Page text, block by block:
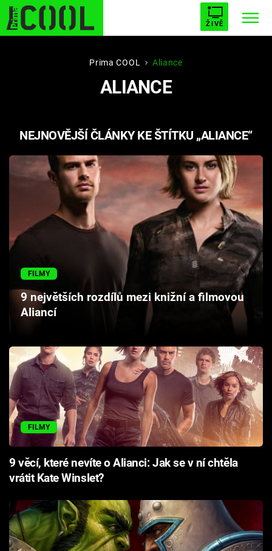
ŽIVĚ
STARHOUSE BUFFY, PŘEMOŽITELKA UPÍRŮ
PLNEJ KOTEL AVENGERS 5
Témata
Seriály
Cool Esport
Pořady
TV Program
Sledujte prima+
Přihlášení
Sledujte nás
Prima COOL Aliance
ALIANCE
NEJNOVĚJŠÍ ČLÁNKY KE ŠTÍTKU „ALIANCE“
FILMY
9 největších rozdílů mezi knižní a filmovou
Aliancí
FILMY
9 věcí, které nevíte o Alianci: Jak se v ní chtěla
vrátit Kate Winslet?